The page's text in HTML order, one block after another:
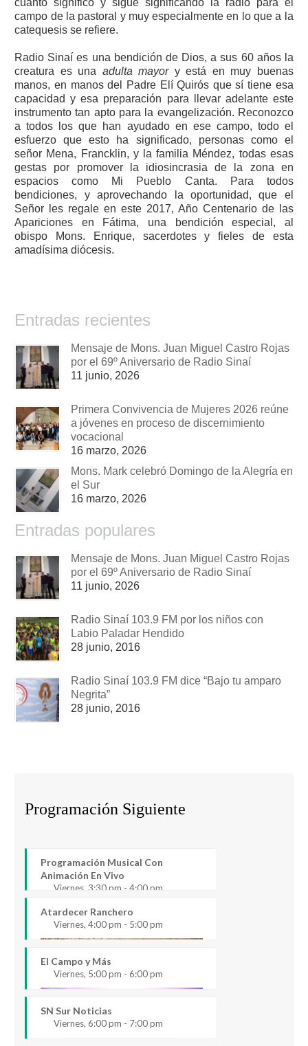
campo de la pastoral y muy especialmente en lo que a la
catequesis se refiere.
Radio Sinaí es una bendición de Dios, a sus 60 años la
creatura es una adulta mayory está en muy buenas
manos, en manos del Padre Elí Quirós que sí tiene esa
capacidad y esa preparación para llevar adelante este
instrumento tan apto para la evangelización. Reconozco
a todos los que han ayudado en ese campo, todo el
esfuerzo que esto ha significado, personas como el
señor Mena, Francklin, y la familia Méndez, todas esas
gestas por promover la idiosincrasia de la zona en
espacios como Mi Pueblo Canta. Para todos
bendiciones, y aprovechando la oportunidad, que el
Señor les regale en este 2017, Año Centenario de las
Apariciones en Fátima, una bendición especial, al
obispo Mons. Enrique, sacerdotes y fieles de esta
amadísima diócesis.
Entradas recientes
Mensaje de Mons. Juan Miguel Castro Rojas
por el 69º Aniversario de Radio Sinaí
11 junio, 2026
Primera Convivencia de Mujeres 2026 reúne
a jóvenes en proceso de discernimiento
vocacional
16 marzo, 2026
Mons. Mark celebró Domingo de la Alegría en
el Sur
16 marzo, 2026
Entradas populares
Mensaje de Mons. Juan Miguel Castro Rojas
por el 69º Aniversario de Radio Sinaí
11 junio, 2026
Radio Sinaí 103.9 FM por los niños con
Labio Paladar Hendido
28 junio, 2016
Radio Sinaí 103.9 FM dice “Bajo tu amparo
Negrita”
28 junio, 2016
Programación Siguiente
Programación Musical Con
Animación En Vivo
Viernes, 3:30 pm - 4:00 pm
Atardecer Ranchero
Viernes, 4:00 pm - 5:00 pm
El Campo y Más
Viernes, 5:00 pm - 6:00 pm
SN Sur Noticias
Viernes, 6:00 pm - 7:00 pm